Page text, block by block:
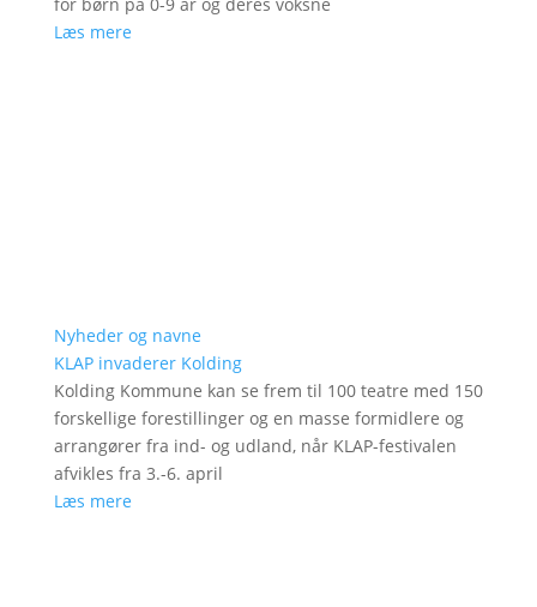
Læs mere
Nyheder og navne
KLAP invaderer Kolding
Kolding Kommune kan se frem til 100 teatre med 150
forskellige forestillinger og en masse formidlere og
arrangører fra ind- og udland, når KLAP-festivalen
afvikles fra 3.-6. april
Læs mere